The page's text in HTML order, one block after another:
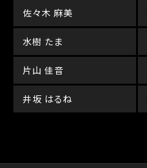
佐々木 麻美
水樹 たま
片山 佳音
井坂 はるね